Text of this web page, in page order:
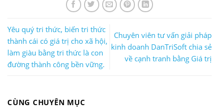
Yêu quý tri thức, biến tri thức
thành cái có giá trị cho xã hội,
làm giàu bằng tri thức là con
đường thành công bền vững.
Chuyên viên tư vấn giải pháp
kinh doanh DanTriSoft chia sẻ
về cạnh tranh bằng Giá trị
CÙNG CHUYÊN MỤC